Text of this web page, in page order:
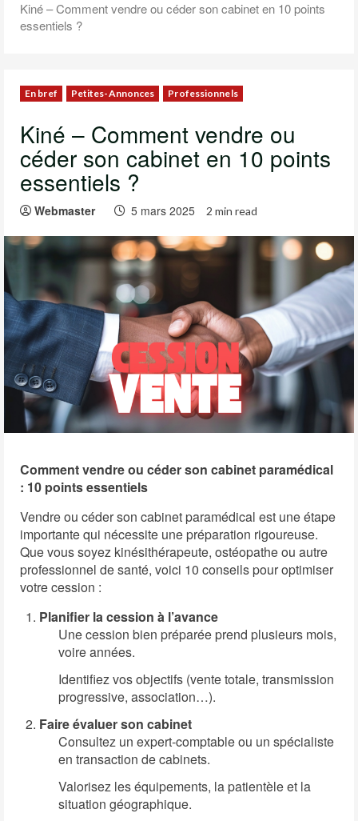
Kiné – Comment vendre ou céder son cabinet en 10 points
essentiels ?
En bref Petites-Annonces Professionnels
Kiné – Comment vendre ou
céder son cabinet en 10 points
essentiels ?
Webmaster 5 mars 2025 2 min read
Comment vendre ou céder son cabinet paramédical
: 10 points essentiels
Vendre ou céder son cabinet paramédical est une étape
importante qui nécessite une préparation rigoureuse.
Que vous soyez kinésithérapeute, ostéopathe ou autre
professionnel de santé, voici 10 conseils pour optimiser
votre cession :
Planifier la cession à l’avance
Une cession bien préparée prend plusieurs mois,
voire années.
Identifiez vos objectifs (vente totale, transmission
progressive, association…).
Faire évaluer son cabinet
Consultez un expert-comptable ou un spécialiste
en transaction de cabinets.
Valorisez les équipements, la patientèle et la
situation géographique.